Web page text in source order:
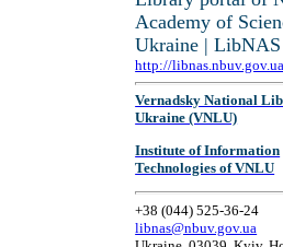
Academy of
Ukraine | LibNAS
http://libnas.nbuv.gov.ua
Vernadsky National
Ukraine (VNLU)
Institute of Information
Technologies of VNLU
+38 (044) 525-36-24
libnas@nbuv.gov.ua